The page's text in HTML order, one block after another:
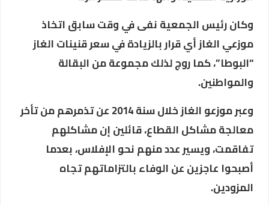
وكان رئيس الجمعية نفى في وقت سابق اتخاذ
موزعي الغاز أي قرار بالزيادة في سعر قنينات الغاز
“البوطا”، كما روج لذلك مجموعة من البقالة
والمواطنين.
وعبر موزعو الغاز خلال سنة 2014 عن تذمرهم من تأخر
معالجة مشاكل القطاع، قائلين إن مشاكلهم
تفاقمت، ويسير عدد منهم نحو الإفلاس، بعدما
أصبحوا عاجزين عن الوفاء بالتزاماتهم تجاه
المزودين.